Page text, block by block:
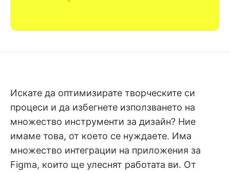
Искате да оптимизирате творческите си
процеси и да избегнете използването на
множество инструменти за дизайн? Ние
имаме това, от което се нуждаете. Има
множество интеграции на приложения за
Figma, които ще улеснят работата ви. От